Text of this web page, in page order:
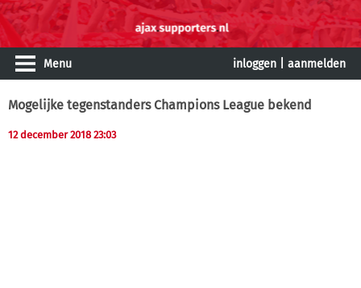
Menu inloggen aanmelden
Mogelijke tegenstanders Champions League bekend
12 december 2018 23:03